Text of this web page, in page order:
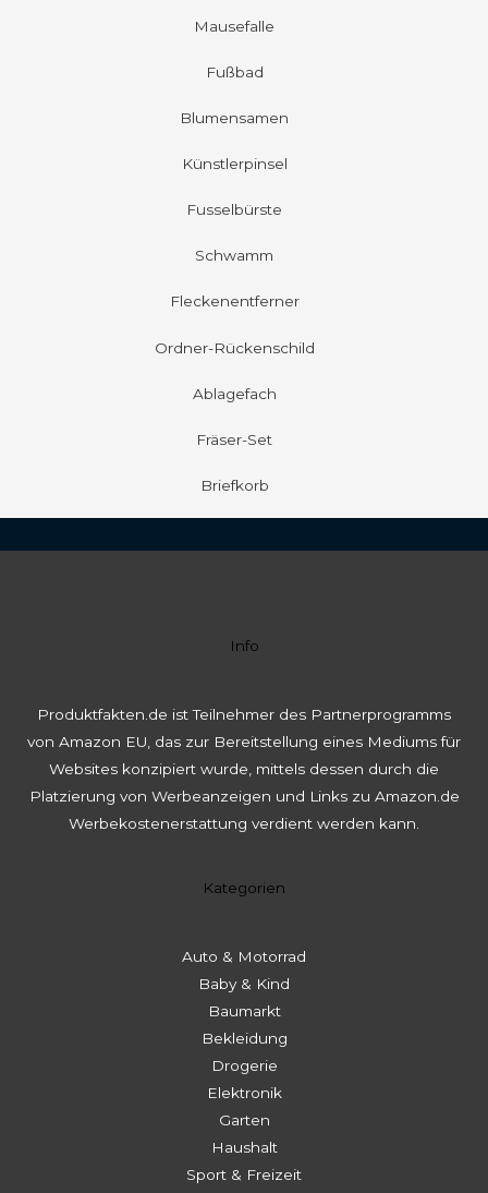
Mausefalle
Fußbad
Blumensamen
Künstlerpinsel
Fusselbürste
Schwamm
Fleckenentferner
Ordner-Rückenschild
Ablagefach
Fräser-Set
Briefkorb
Info
Produktfakten.de ist Teilnehmer des Partnerprogramms
von Amazon EU, das zur Bereitstellung eines Mediums für
Websites konzipiert wurde, mittels dessen durch die
Platzierung von Werbeanzeigen und Links zu Amazon.de
Werbekostenerstattung verdient werden kann.
Kategorien
Auto & Motorrad
Baby & Kind
Baumarkt
Bekleidung
Drogerie
Elektronik
Garten
Haushalt
Sport & Freizeit